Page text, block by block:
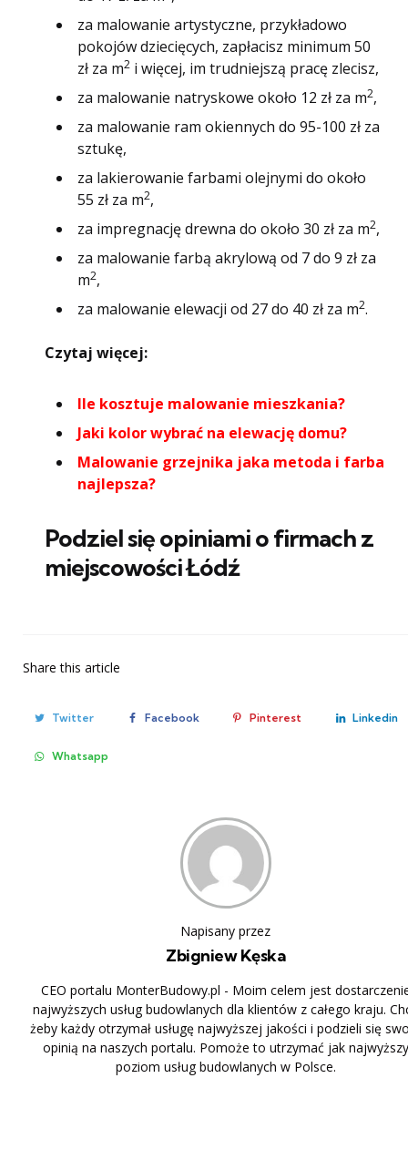
za malowanie artystyczne, przykładowo
pokojów dziecięcych, zapłacisz minimum 50
zł za m2i więcej, im trudniejszą pracę zlecisz,
za malowanie natryskowe około 12 zł za m2,
za malowanie ram okiennych do 95-100 zł za
sztukę,
za lakierowanie farbami olejnymi do około
55 zł za m2,
za impregnację drewna do około 30 zł za m2,
za malowanie farbą akrylową od 7 do 9 zł za
m2,
za malowanie elewacji od 27 do 40 zł za m2.
Czytaj więcej:
Ile kosztuje malowanie mieszkania?
Jaki kolor wybrać na elewację domu?
Malowanie grzejnika jaka metoda i farba
najlepsza?
Podziel się opiniami o firmach z
miejscowości Łódź
Share this article
Twitter Facebook Pinterest Linkedin
Whatsapp
Napisany przez
Zbigniew Kęska
CEO portalu MonterBudowy.pl - Moim celem jest
najwyższych usług budowlanych dla klientów z całego kraju.
żeby każdy otrzymał usługę najwyższej jakości i podzieli się
opinią na naszych portalu. Pomoże to utrzymać jak najwyższy
poziom usług budowlanych w Polsce.